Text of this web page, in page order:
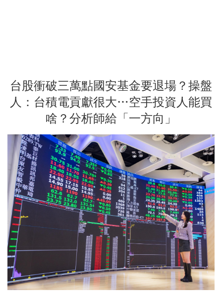
台股衝破三萬點國安基金要退場？操盤
人：台積電貢獻很大…空手投資人能買
啥？分析師給「一方向」